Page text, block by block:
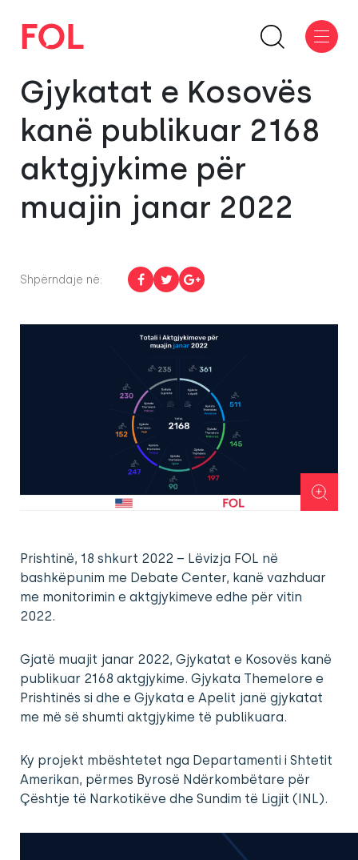
Gjykatat e Kosovës
kanë publikuar 2168
aktgjykime për
muajin janar 2022
Shpërndaje në:
Prishtinë, 18 shkurt 2022 – Lëvizja FOL në
bashkëpunim me Debate Center, kanë vazhduar
me monitorimin e aktgjykimeve edhe për vitin
2022.
Gjatë muajit janar 2022, Gjykatat e Kosovës kanë
publikuar 2168 aktgjykime. Gjykata Themelore e
Prishtinës si dhe e Gjykata e Apelit janë gjykatat
me më së shumti aktgjykime të publikuara.
Ky projekt mbështetet nga Departamenti i Shtetit
Amerikan, përmes Byrosë Ndërkombëtare për
Çështje të Narkotikëve dhe Sundim të Ligjit (INL).